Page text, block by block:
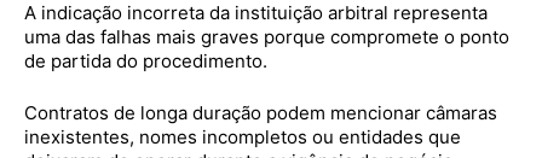
A indicação incorreta da instituição arbitral representa
uma das falhas mais graves porque compromete o ponto
de partida do procedimento.
Contratos de longa duração podem mencionar câmaras
inexistentes, nomes incompletos ou entidades que